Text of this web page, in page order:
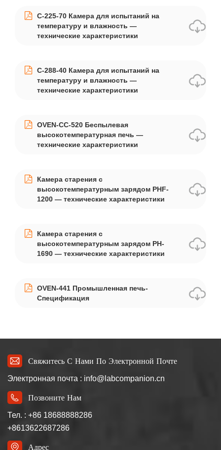
C-225-70 Камера для испытаний на
температуру и влажность —
технические характеристики
C-288-40 Камера для испытаний на
температуру и влажность —
технические характеристики
OVEN-CC-520 Беспылевая
высокотемпературная печь —
технические характеристики
Камера старения с
высокотемпературным зарядом PHF-
1200 — технические характеристики
Камера старения с
высокотемпературным зарядом PH-
1690 — технические характеристики
OVEN-441 Промышленная печь-
Спецификация
Свяжитесь С Нами По Электронной Почте
Электронная почта : info@labcompanion.cn
Позвоните Нам
Тел. : +86 18688888286
+8613622687286
Адрес